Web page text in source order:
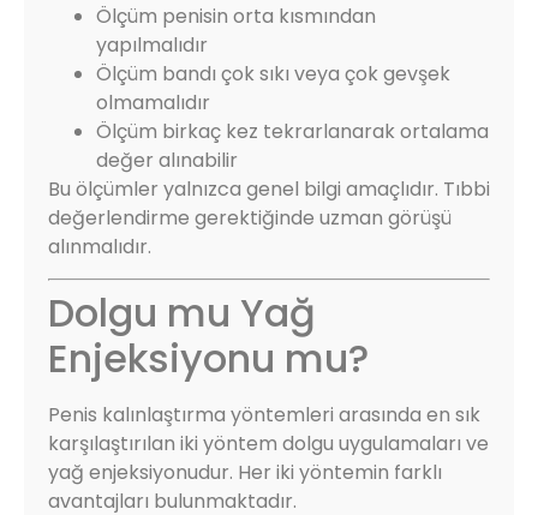
Ölçüm penisin orta kısmından
yapılmalıdır
Ölçüm bandı çok sıkı veya çok gevşek
olmamalıdır
Ölçüm birkaç kez tekrarlanarak ortalama
değer alınabilir
Bu ölçümler yalnızca genel bilgi amaçlıdır. Tıbbi
değerlendirme gerektiğinde uzman görüşü
alınmalıdır.
Dolgu mu Yağ
Enjeksiyonu mu?
Penis kalınlaştırma yöntemleri arasında en sık
karşılaştırılan iki yöntem dolgu uygulamaları ve
yağ enjeksiyonudur. Her iki yöntemin farklı
avantajları bulunmaktadır.